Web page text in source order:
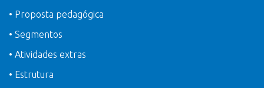
• Proposta pedagógica
• Segmentos
• Atividades extras
• Estrutura